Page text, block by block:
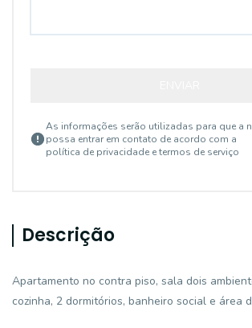
As informações serão utilizadas para que a
possa entrar em contato de acordo com a
política de privacidade e termos de serviço
Descrição
Apartamento no contra piso, sala dois
cozinha, 2 dormitórios, banheiro social e área